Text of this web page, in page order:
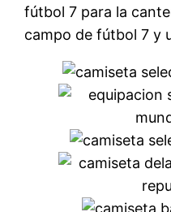
fútbol 7 para la
campo de fútbol 7 y